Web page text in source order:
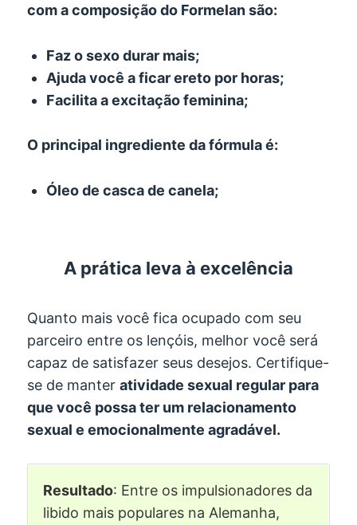
com a composição do Formelan são:
Faz o sexo durar mais;
Ajuda você a ficar ereto por horas;
Facilita a excitação feminina;
O principal ingrediente da fórmula é:
Óleo de casca de canela;
A prática leva à excelência
Quanto mais você fica ocupado com seu
parceiro entre os lençóis, melhor você será
capaz de satisfazer seus desejos. Certifique-
se de manteratividade sexual regular para
que você possa ter um relacionamento
sexual e emocionalmente agradável.
Resultado: Entre os impulsionadores da
libido mais populares na Alemanha,